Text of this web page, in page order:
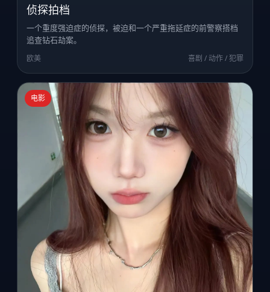
侦探拍档
一个重度强迫症的侦探，被迫和一个严重拖延症的前警察搭档
追查钻石劫案。
欧美 喜剧 / 动作 / 犯罪
电影